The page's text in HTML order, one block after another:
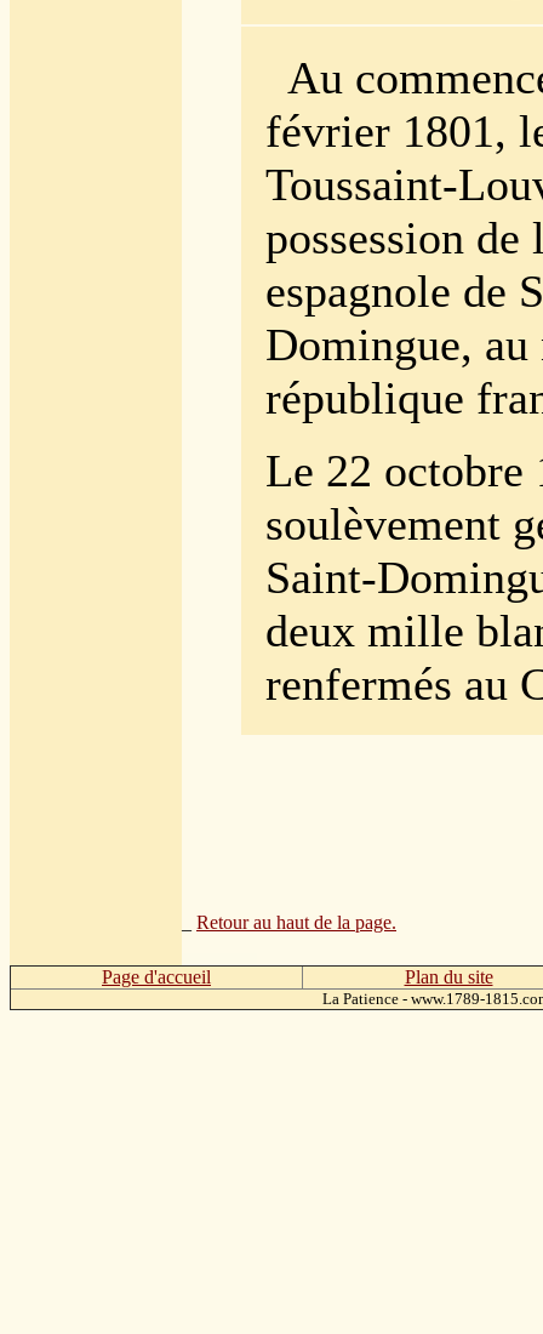
Au
février 1801,
Toussaint-
possession de
espagnole de
Domingue, au
république
Le 22 octobre
soulèvement
Saint-
deux mille
renfermés au
Retour au haut de la page.
Page d'accueil Plan du site
La Patience - www.1789-